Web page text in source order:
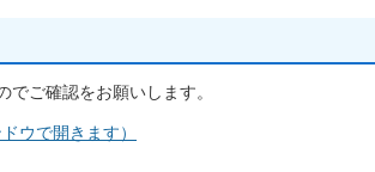
ご確認をお願いします。
ウで開きます）